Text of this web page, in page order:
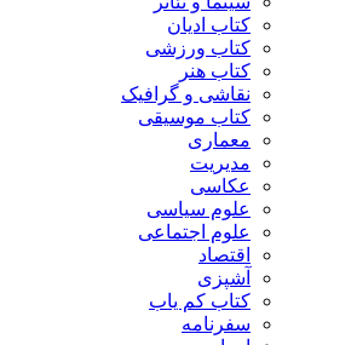
کتاب ادیان
کتاب ورزشی
کتاب هنر
نقاشی و گرافیک
کتاب موسیقی
معماری
مدیریت
عکاسی
علوم سیاسی
علوم اجتماعی
اقتصاد
آشپزی
کتاب کم یاب
سفرنامه